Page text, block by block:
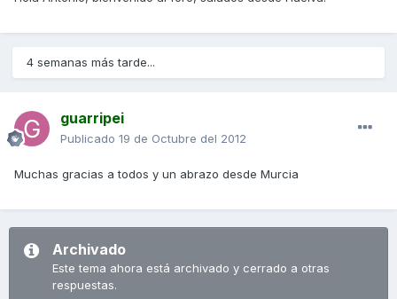
4 semanas más tarde...
guarripei
Publicado 19 de Octubre del 2012
Muchas gracias a todos y un abrazo desde Murcia
Archivado
Este tema ahora está archivado y cerrado a otras
respuestas.